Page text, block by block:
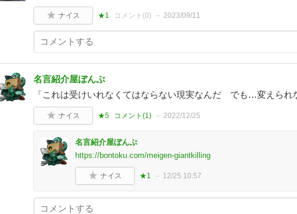
ナイス ★1 コメント(0) 2023/09/11
名言紹介屋ぼんぷ
「これは受けいれなくてはならない現実なんだ でも…変えられ
ナイス ★5 コメント(1) 2022/12/25
名言紹介屋ぼんぷ
https://bontoku.com/meigen-giantkilling
ナイス ★1 12/25 10:57